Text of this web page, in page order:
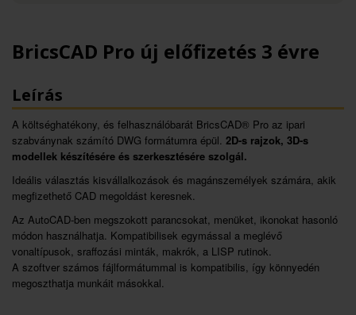
BricsCAD Pro új előfizetés 3 évre
Leírás
A költséghatékony, és felhasználóbarát BricsCAD® Pro az ipari
szabványnak számító DWG formátumra épül. 2D-s rajzok, 3D-s
modellek készítésére és szerkesztésére szolgál.
Ideális választás kisvállalkozások és magánszemélyek számára, akik
megfizethető CAD megoldást keresnek.
Az AutoCAD-ben megszokott parancsokat, menüket, ikonokat hasonló
módon használhatja. Kompatibilisek egymással a meglévő
vonaltípusok, sraffozási minták, makrók, a LISP rutinok.
A szoftver számos fájlformátummal is kompatibilis, így könnyedén
megoszthatja munkáit másokkal.